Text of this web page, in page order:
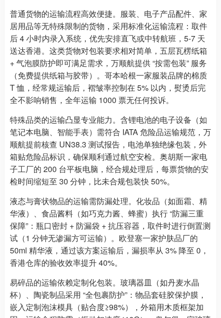
普通货物的运输流程高效便捷。服装、电子产品配件、家
居用品等无特殊限制的货物，采用标准化运输流程：取件
后 4 小时内录入系统，优先安排直飞或中转航班，5-7 天
送达香港。这类货物对包装要求相对简单，五层瓦楞纸箱
+ 气泡膜防护即可满足需求，万顺航提供 “按需包装” 服务
（免费提供纸箱与胶带）。哥本哈根一家服装品牌的棉质
T 恤，经常规运输后，褶皱率控制在 5% 以内，熨烫后完
全不影响销售，全年运输 1000 票无任何投诉。
特殊品类的运输凸显专业能力。含锂电池的电子设备（如
笔记本电脑、智能手表）需符合 IATA 危险品运输规范，万
顺航提前核查 UN38.3 测试报告，电池单独绝缘包装，外
箱贴危险品标识，确保顺利通过航空安检。奥胡斯一家电
子工厂的 200 台平板电脑，经合规处理后，每票货物的安
检时间缩短至 30 分钟，比未合规包装快 50%。
液态与膏状物品的运输需防漏处理。化妆品（如面霜、精
华液）、食品酱料（如巧克力酱、蜂蜜）执行 “防漏三重
保障”：瓶口密封 + 防漏袋 + 抗压容器，取件时进行倒置测
试（1 分钟无渗漏方可运输）。欧登塞一家护肤品厂的
50ml 精华液，通过该方案运输后，漏损率从 3% 降至 0，
香港仓库的验收效率提升 40%。
易碎品的运输依赖定制化包装。玻璃器皿（如丹麦水晶
杯）、陶瓷制品采用 “全包裹防护”：物品套硅胶保护膜，
嵌入定制泡沫模具（贴合度≥98%），外箱用木质框架加